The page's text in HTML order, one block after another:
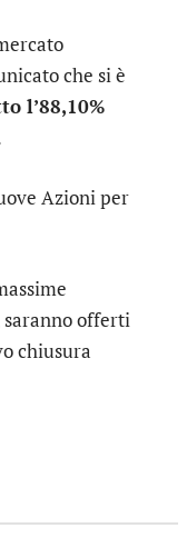
che si è
l’88,10%
Azioni per
saranno offerti
chiusura